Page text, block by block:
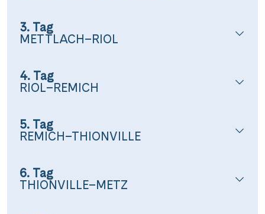
3. Tag
METTLACH–RIOL
4. Tag
RIOL–REMICH
5. Tag
REMICH–THIONVILLE
6. Tag
THIONVILLE–METZ